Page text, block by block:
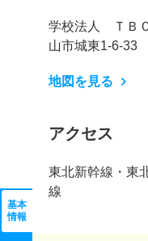
基本
情報
学校法人 ＴＢ
山市城東1-6-33
地図を見る
アクセス
東北新幹線・東
線